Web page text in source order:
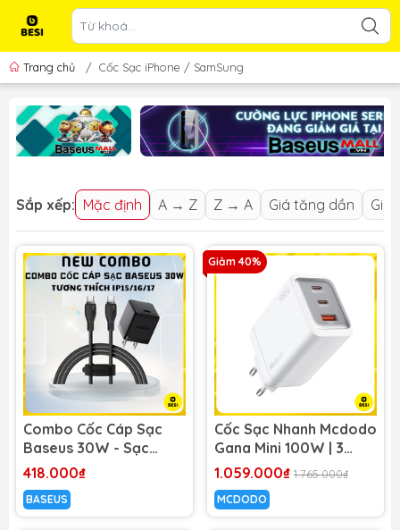
Trang chủ / Cốc Sạc iPhone / SamSung
Sắp xếp: Mặc định A → Z Z → A Giá tăng dần Giá
Combo Cốc Cáp Sạc
Baseus 30W - Sạc
Nhanh - Không Nóng
Type-C to Type-C 1m)
418.000₫
BASEUS
Giảm 40%
Cốc Sạc Nhanh Mcdodo
Gana Mini 100W | 3
Cổng Sạc, Sạc Nhanh
2Type-C + USB
1.059.000₫ 1.765.000₫
MCDODO